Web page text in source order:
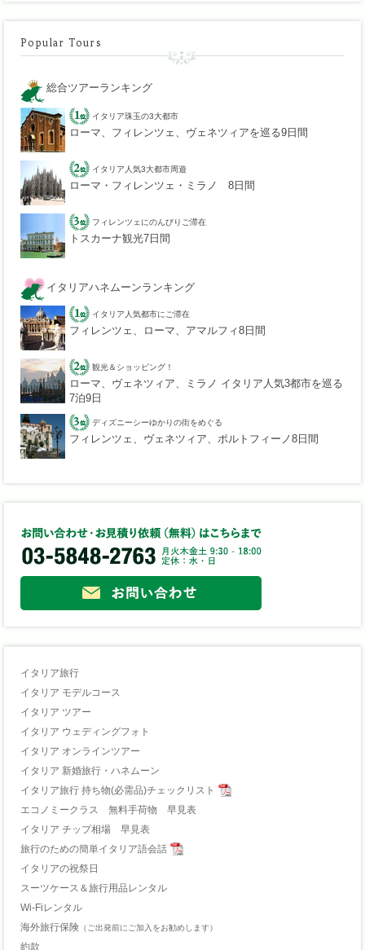
Popular Tours
総合ツアーランキング
イタリア珠玉の3大都市
ローマ、フィレンツェ、ヴェネツィアを巡る9日間
イタリア人気3大都市周遊
ローマ・フィレンツェ・ミラノ 8日間
フィレンツェにのんびりご滞在
トスカーナ観光7日間
イタリアハネムーンランキング
イタリア人気都市にご滞在
フィレンツェ、ローマ、アマルフィ8日間
観光＆ショッピング！
ローマ、ヴェネツィア、ミラノ イタリア人気3都市を巡る
7泊9日
ディズニーシーゆかりの街をめぐる
フィレンツェ、ヴェネツィア、ポルトフィーノ8日間
イタリア旅行
イタリア モデルコース
イタリア ツアー
イタリア ウェディングフォト
イタリア オンラインツアー
イタリア 新婚旅行・ハネムーン
イタリア旅行 持ち物(必需品)チェックリスト
エコノミークラス 無料手荷物 早見表
イタリア チップ相場 早見表
旅行のための簡単イタリア語会話
イタリアの祝祭日
スーツケース＆旅行用品レンタル
Wi-Fiレンタル
海外旅行保険 （ご出発前にご加入をお勧めします）
約款